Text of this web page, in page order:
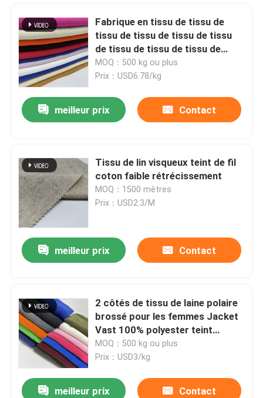
Fabrique en tissu de tissu de
tissu de tissu de tissu de tissu
de tissu de tissu de tissu de
tissu de tissu de tissu de tissu
de tissu de tissu de tissu de
de tissu de tissu
MOQ：500 kg ou plus
Prix：USD6.78/kg
meilleur prix Contact
Tissu de lin visqueux teint de fil
coton faible rétrécissement
MOQ：1500 mètres
Prix：USD2.3/M
meilleur prix Contact
2 côtés de tissu de laine polaire
brossé pour les femmes Jacket
Vast 100% polyester teint
160gm chaud
MOQ：500 kg ou plus
Prix：USD3/kg
meilleur prix Contact